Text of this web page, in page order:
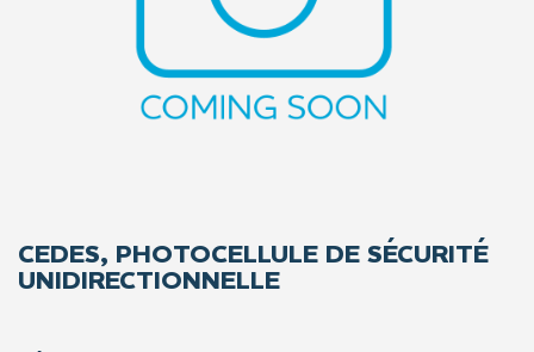
CEDES, PHOTOCELLULE DE SÉCURITÉ
UNIDIRECTIONNELLE